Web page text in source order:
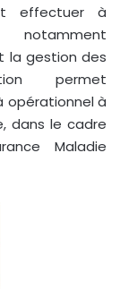
effectuer à
notamment
la gestion des
permet
opérationnel à
dans le cadre
Maladie